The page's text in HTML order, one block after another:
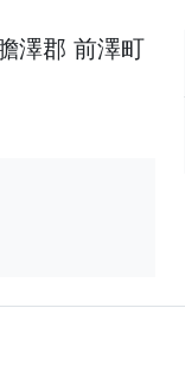
澤郡 前澤町